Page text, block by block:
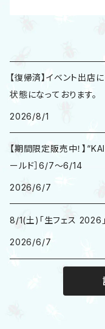
【復帰済】イベント出店
状態になっております。
2026/8/1
【期間限定販売中！】
ールド］6/7〜6/14
2026/6/7
8/1(土)「生フェス 2026
2026/6/7